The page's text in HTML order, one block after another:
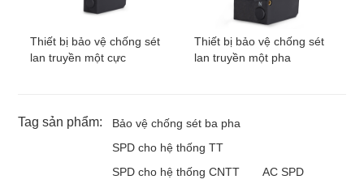
Thiết bị bảo vệ chống sét
lan truyền một cực
Thiết bị bảo vệ chống sét
lan truyền một pha
Tag sản phẩm:
Bảo vệ chống sét ba pha
SPD cho hệ thống TT
SPD cho hệ thống CNTT
AC SPD